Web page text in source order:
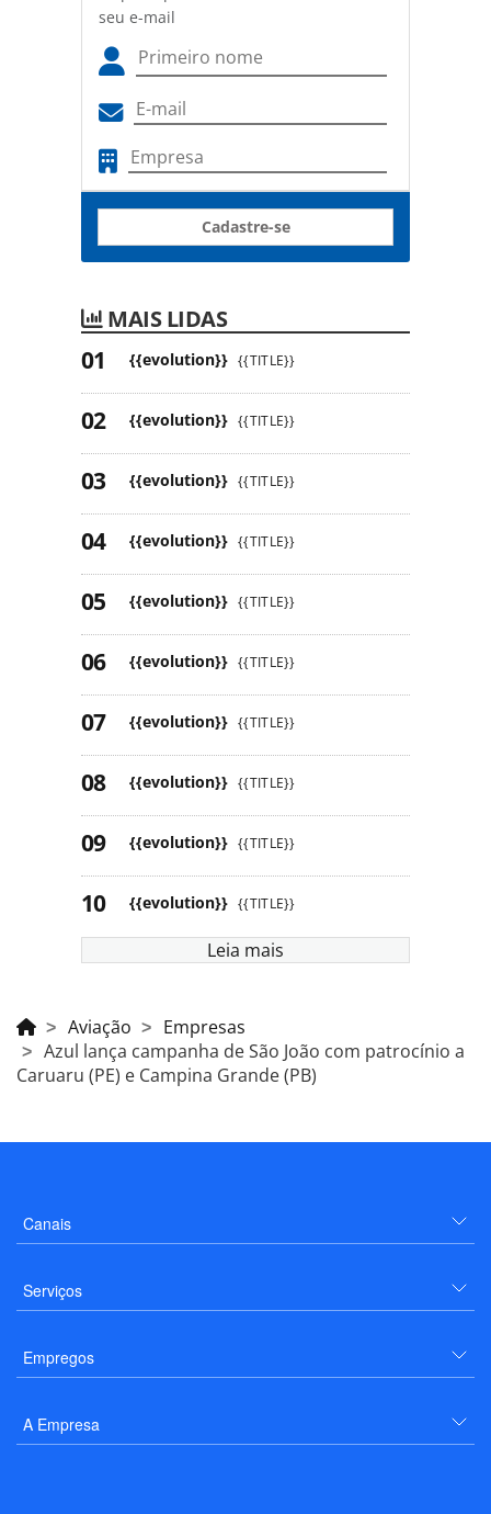
seu e-mail
Cadastre-se
MAIS LIDAS
{{evolution}} {{TITLE}}
{{evolution}} {{TITLE}}
{{evolution}} {{TITLE}}
{{evolution}} {{TITLE}}
{{evolution}} {{TITLE}}
{{evolution}} {{TITLE}}
{{evolution}} {{TITLE}}
{{evolution}} {{TITLE}}
{{evolution}} {{TITLE}}
{{evolution}} {{TITLE}}
Leia mais
Aviação
Empresas
Azul lança campanha de São João com patrocínio a
Caruaru (PE) e Campina Grande (PB)
Canais
Serviços
Empregos
A Empresa